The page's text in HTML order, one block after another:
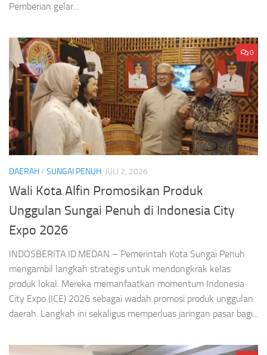
Pemberian gelar...
0
DAERAH/ SUNGAI PENUH JULI 2, 2026
Wali Kota Alfin Promosikan Produk
Unggulan Sungai Penuh di Indonesia City
Expo 2026
INDOSBERITA.ID.MEDAN – Pemerintah Kota Sungai Penuh
mengambil langkah strategis untuk mendongkrak kelas
produk lokal. Mereka memanfaatkan momentum Indonesia
City Expo (ICE) 2026 sebagai wadah promosi produk unggulan
daerah. Langkah ini sekaligus memperluas jaringan pasar bagi...